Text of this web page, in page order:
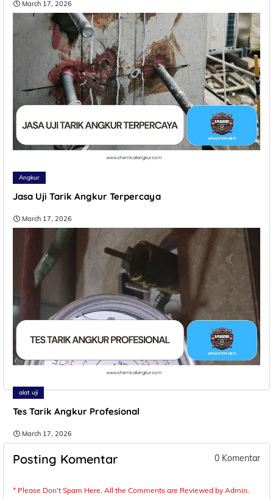
March 17, 2026
Angkur
Jasa Uji Tarik Angkur Terpercaya
March 17, 2026
alat uji
Tes Tarik Angkur Profesional
March 17, 2026
Posting Komentar 0 Komentar
* Please Don't Spam Here. All the Comments are Reviewed by Admin.